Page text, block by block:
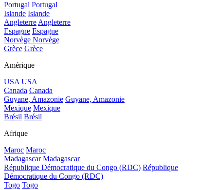
Portugal Portugal
Islande Islande
AngleterreAngleterre
Espagne Espagne
Norvège Norvège
Grèce Grèce
Amérique
USA USA
Canada Canada
Guyane, Amazonie Guyane, Amazonie
Mexique Mexique
Brésil Brésil
Afrique
Maroc Maroc
Madagascar Madagascar
République Démocratique du Congo (RDC) République
Démocratique du Congo (RDC)
Togo Togo